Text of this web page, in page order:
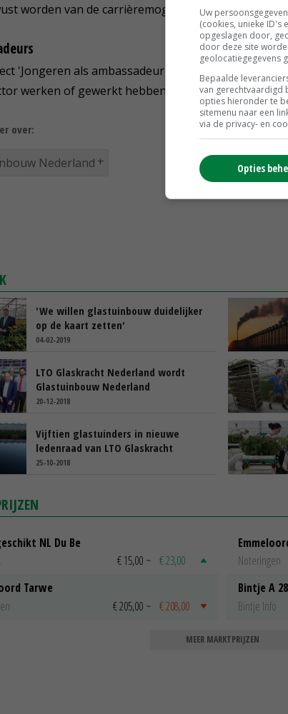
worden van de carrièremogelijkheden.
'Jongeren als ambassadeur' zit in de startfase.
werken of gewerkt hebben, onze ambassadeurs
over:
Nederland
'We willen glastuinbouw duidelijker
op de kaart zetten'
04-02-2019
LTO Glaskracht Nederland wordt
Glastuinbouw Nederland
20-12-2018
Vijftien glastuinders in nieuwe
ledenraad van LTO Glaskracht
25-10-2018
NL Du Be
€ 15,00 ~ € 23,00
Tarwe
€ 205,00 ~ € 208,00
Noteringen
Bintje A
Bintje Info
MEER MARKTPRIJZEN
Uw
(cookies, unieke ID's
opgeslagen door,
door deze site
geolocatiegegevens
Bepaalde
van gerechtvaardigd
opties hieronder te
sitemenu naar een
via de privacy- en
Opties